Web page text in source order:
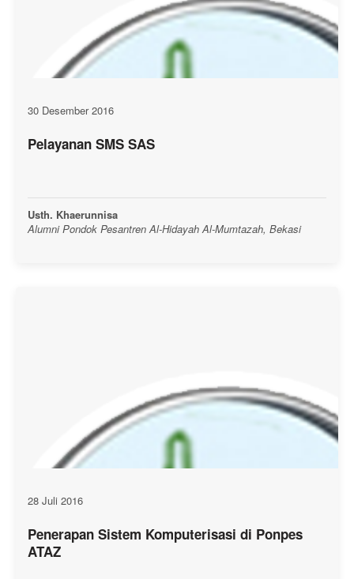
30 Desember 2016
Pelayanan SMS SAS
Usth. Khaerunnisa
Alumni Pondok Pesantren Al-Hidayah Al-Mumtazah, Bekasi
28 Juli 2016
Penerapan Sistem Komputerisasi di Ponpes
ATAZ